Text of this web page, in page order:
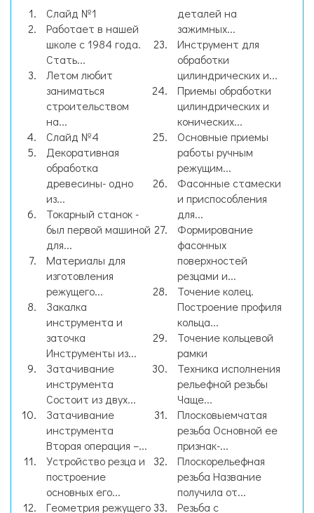
Слайд №1
Работает в нашей
школе с 1984 года.
Стать...
Летом любит
заниматься
строительством
на...
Слайд №4
Декоративная
обработка
древесины- одно
из...
Токарный станок -
был первой машиной
для...
Материалы для
изготовления
режущего...
Закалка
инструмента и
заточка
Инструменты из...
Затачивание
инструмента
Состоит из двух...
Затачивание
инструмента
Вторая операция –...
Устройство резца и
построение
основных его...
Геометрия режущего
деталей на
зажимных...
Инструмент для
обработки
цилиндрических и...
Приемы обработки
цилиндрических и
конических...
Основные приемы
работы ручным
режущим...
Фасонные стамески
и приспособления
для...
Формирование
фасонных
поверхностей
резцами и...
Точение колец.
Построение профиля
кольца...
Точение кольцевой
рамки
Техника исполнения
рельефной резьбы
Чаще...
Плосковыемчатая
резьба Основной ее
признак-...
Плоскорельефная
резьба Название
получила от...
Резьба с